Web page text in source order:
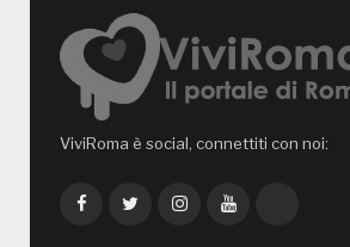
ViviRoma è social, connettiti con noi:
FacebookTwitterInstagramYouTube